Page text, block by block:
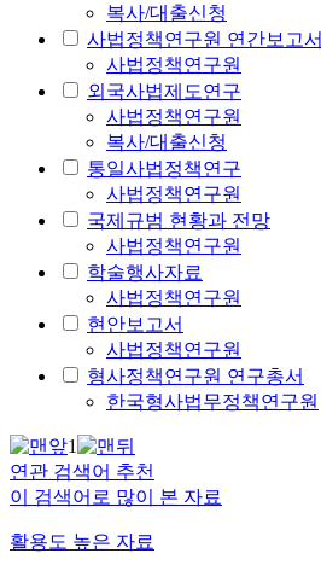
복사/대출신청
사법정책연구원 연간보고서
사법정책연구원
외국사법제도연구
사법정책연구원
복사/대출신청
통일사법정책연구
사법정책연구원
국제규범 현황과 전망
사법정책연구원
학술행사자료
사법정책연구원
현안보고서
사법정책연구원
형사정책연구원 연구총서
한국형사법무정책연구원
1
연관 검색어 추천
이 검색어로 많이 본 자료
활용도 높은 자료